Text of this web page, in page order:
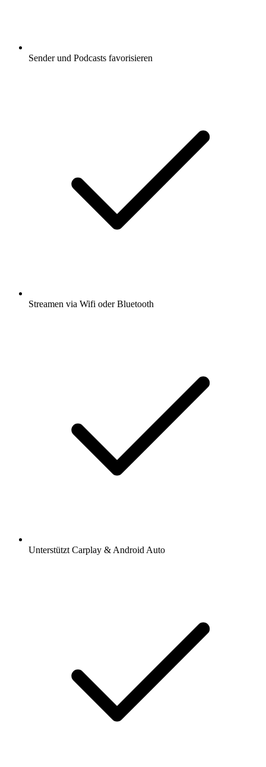
Sender und Podcasts favorisieren
Streamen via Wifi oder Bluetooth
Unterstützt Carplay & Android Auto